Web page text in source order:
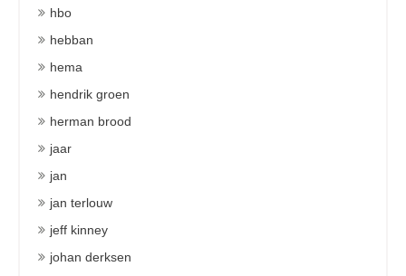
hbo
hebban
hema
hendrik groen
herman brood
jaar
jan
jan terlouw
jeff kinney
johan derksen